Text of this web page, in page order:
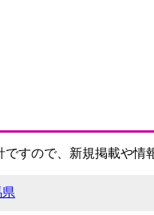
すので、新規掲載や情
県